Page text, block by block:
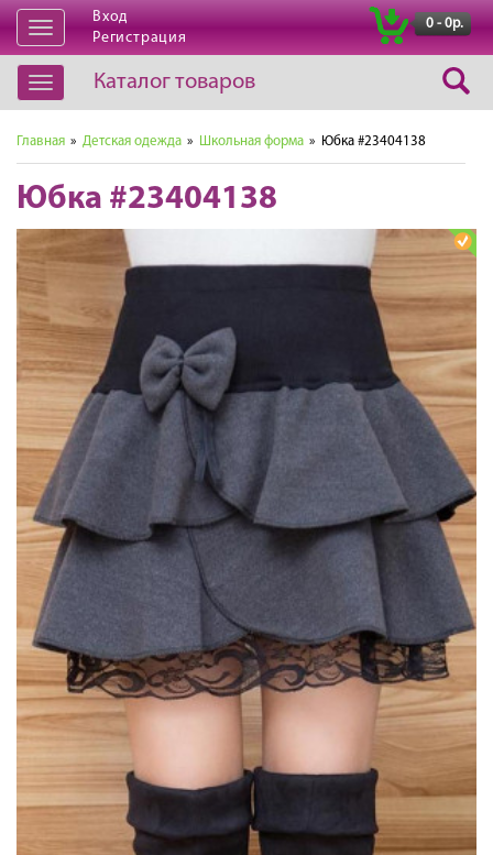
Открыть
навигацию
Вход
Регистрация
0 - 0р.
Открыть
навигацию
Каталог товаров
Главная » Детская одежда » Школьная форма » Юбка #23404138
Юбка #23404138